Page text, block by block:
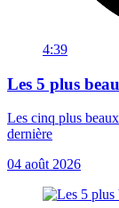
4:39
Les 5 plus
Les cinq plus
dernière
04 août 2026